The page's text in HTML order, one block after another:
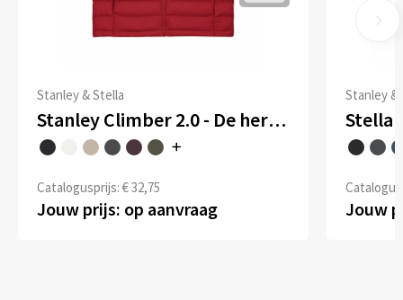
Stanley & Stella
Stanley Climber 2.0 - De heren bodywarmer
Catalogusprijs: € 32,75
Jouw prijs: op aanvraag
Stanley &
Jouw